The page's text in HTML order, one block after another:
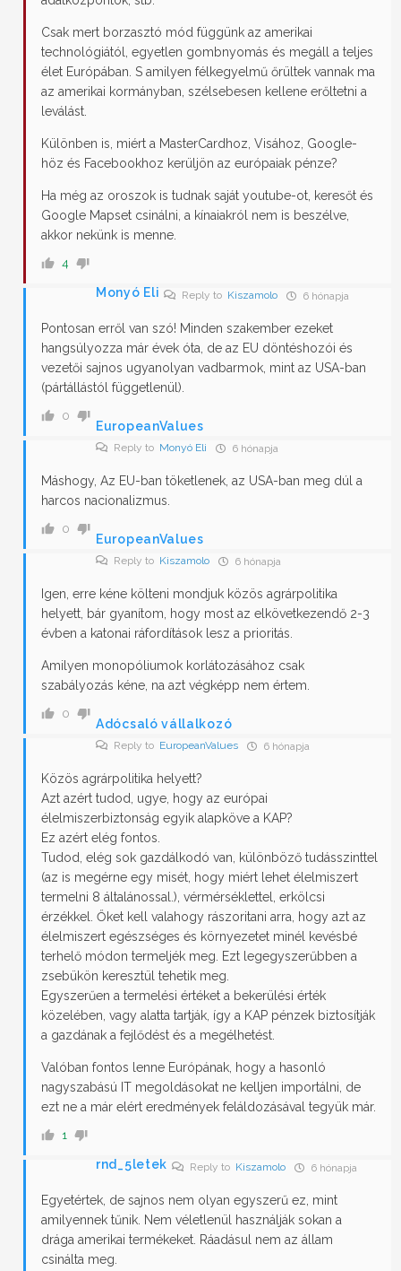
Csak mert borzasztó mód függünk az amerikai
technológiától, egyetlen gombnyomás és megáll a teljes
élet Európában. S amilyen félkegyelmű őrültek vannak ma
az amerikai kormányban, szélsebesen kellene erőltetni a
leválást.
Különben is, miért a MasterCardhoz, Visához, Google-
höz és Facebookhoz kerüljön az európaiak pénze?
Ha még az oroszok is tudnak saját youtube-ot, keresőt és
Google Mapset csinálni, a kínaiakról nem is beszélve,
akkor nekünk is menne.
4
Monyó Eli Reply to Kiszamolo 6 hónapja
Pontosan erről van szó! Minden szakember ezeket
hangsúlyozza már évek óta, de az EU döntéshozói és
vezetői sajnos ugyanolyan vadbarmok, mint az USA-ban
(pártállástól függetlenül).
0
EuropeanValues
Reply to Monyó Eli 6 hónapja
Máshogy, Az EU-ban töketlenek, az USA-ban meg dúl a
harcos nacionalizmus.
0
EuropeanValues
Reply to Kiszamolo 6 hónapja
Igen, erre kéne költeni mondjuk közös agrárpolitika
helyett, bár gyanítom, hogy most az elkövetkezendő 2-3
évben a katonai ráfordítások lesz a prioritás.
Amilyen monopóliumok korlátozásához csak
szabályozás kéne, na azt végképp nem értem.
0
Adócsaló vállalkozó
Reply to EuropeanValues 6 hónapja
Közös agrárpolitika helyett?
Azt azért tudod, ugye, hogy az európai
élelmiszerbiztonság egyik alapköve a KAP?
Ez azért elég fontos.
Tudod, elég sok gazdálkodó van, különböző tudásszinttel
(az is megérne egy misét, hogy miért lehet élelmiszert
termelni 8 általánossal.), vérmérséklettel, erkölcsi
érzékkel. Őket kell valahogy rászoritani arra, hogy azt az
élelmiszert egészséges és környezetet minél kevésbé
terhelő módon termeljék meg. Ezt legegyszerűbben a
zsebükön keresztül tehetik meg.
Egyszerűen a termelési értéket a bekerülési érték
közelében, vagy alatta tartják, így a KAP pénzek biztosítják
a gazdának a fejlődést és a megélhetést.
Valóban fontos lenne Európának, hogy a hasonló
nagyszabású IT megoldásokat ne kelljen importálni, de
ezt ne a már elért eredmények feláldozásával tegyük már.
1
rnd_5letek Reply to Kiszamolo 6 hónapja
Egyetértek, de sajnos nem olyan egyszerű ez, mint
amilyennek tűnik. Nem véletlenül használják sokan a
drága amerikai termékeket. Ráadásul nem az állam
csinálta meg.